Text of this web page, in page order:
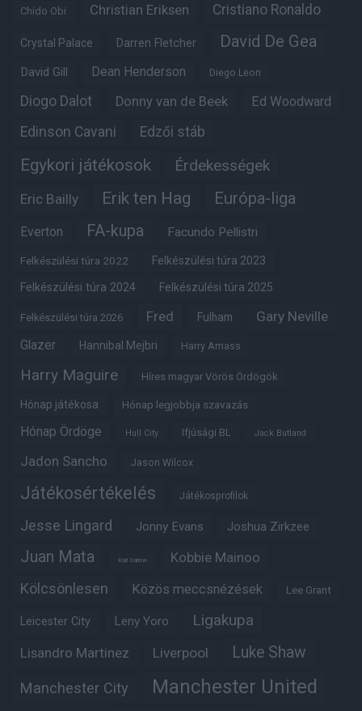
Chido Obi Christian Eriksen Cristiano Ronaldo
Crystal Palace Darren Fletcher David De Gea
David Gill Dean Henderson Diego Leon
Diogo Dalot Donny van de Beek Ed Woodward
Edinson Cavani Edzői stáb
Egykori játékosok Érdekességek
Eric Bailly Erik ten Hag Európa-liga
Everton FA-kupa Facundo Pellistri
Felkészülési túra 2022 Felkészülési túra 2023
Felkészülési túra 2024 Felkészülési túra 2025
Felkészülési túra 2026 Fred Fulham Gary Neville
Glazer Hannibal Mejbri Harry Amass
Harry Maguire Híres magyar Vörös Ördögök
Hónap játékosa Hónap legjobbja szavazás
Hónap Ördöge Hull City Ifjúsági BL Jack Butland
Jadon Sancho Jason Wilcox
Játékosértékelés Játékosprofilok
Jesse Lingard Jonny Evans Joshua Zirkzee
Juan Mata Karl Darlow Kobbie Mainoo
Kölcsönlesen Közös meccsnézések Lee Grant
Leicester City Leny Yoro Ligakupa
Lisandro Martinez Liverpool Luke Shaw
Manchester City Manchester United